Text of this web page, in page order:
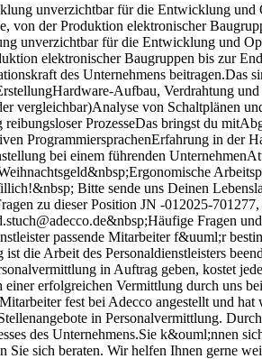
unverzichtbar für die Entwicklung und
von der Produktion elektronischer
unverzichtbar für die Entwicklung und
elektronischer Baugruppen bis zur
des Unternehmens beitragen.Das
Aufbau, Verdrahtung
vergleichbar)Analyse von Schaltplänen
ProzesseDas bringst du
ProgrammiersprachenErfahrung in der
bei einem führenden
Bitte sende uns Deinen
zu dieser Position JN -012025-
Fragen
passende Mitarbeiter f&uuml;r
die Arbeit des Personaldienstleisters
in Auftrag geben, kostet
erfolgreichen Vermittlung durch uns
fest bei Adecco angestellt und hat
in Personalvermittlung.
des Unternehmens.Sie k&ouml;nnen
Sie sich beraten. Wir helfen Ihnen gerne